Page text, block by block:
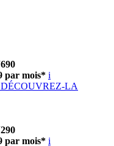
par mois* i
DÉCOUVREZ-LA
par mois* i